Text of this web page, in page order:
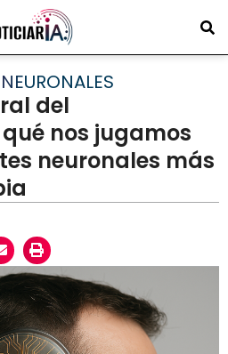
del
nos jugamos
neuronales más